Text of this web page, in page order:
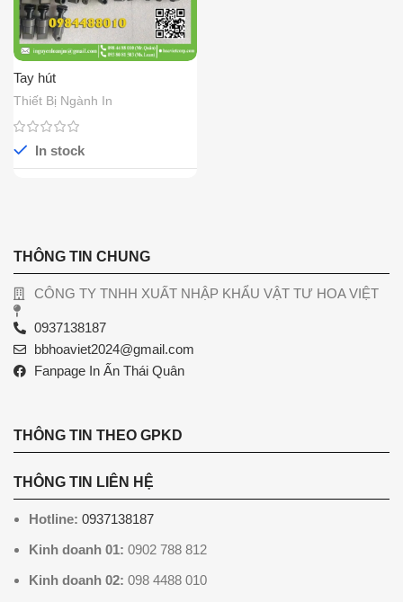
Tay hút
Thiết Bị Ngành In
In stock
THÔNG TIN CHUNG
CÔNG TY TNHH XUẤT NHẬP KHẨU VẬT TƯ HOA VIỆT
0937138187
bbhoaviet2024@gmail.com
Fanpage In Ấn Thái Quân
THÔNG TIN THEO GPKD
THÔNG TIN LIÊN HỆ
Hotline: 0937138187
Kinh doanh 01: 0902 788 812
Kinh doanh 02: 098 4488 010